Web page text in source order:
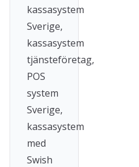
kassasystem
Sverige,
kassasystem
tjänsteföretag,
POS
system
Sverige,
kassasystem
med
Swish